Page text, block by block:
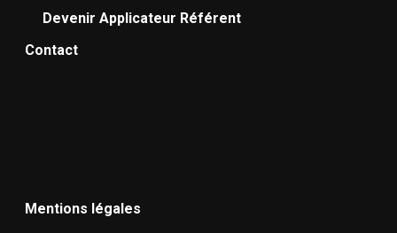
Devenir Applicateur Référent
Contact
Mentions légales